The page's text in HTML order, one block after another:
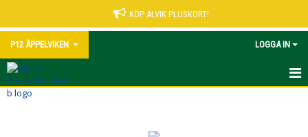
KÖP ALVIK PLUSKORT!
P12 ÄPPELVIKEN LOGGA IN
HEM